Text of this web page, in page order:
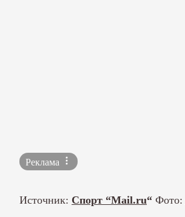
Реклама
Источник: Спорт “Mail.ru“ Фото: